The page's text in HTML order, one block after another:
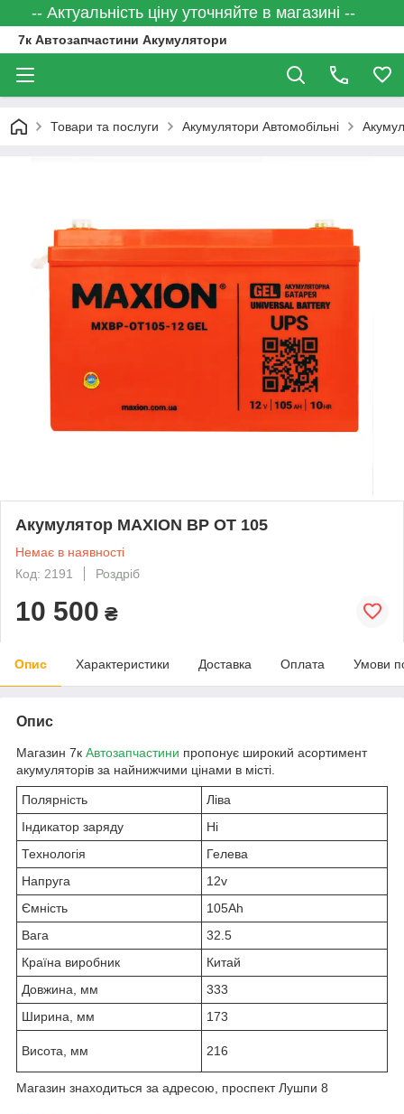
-- Актуальність ціну уточняйте в магазині --
7к Автозапчастини Акумулятори
Товари та послуги Акумулятори Автомобільні
Акумулятор MAXION BP OT 105
Немає в наявності
Код: 2191
Роздріб
10 500 ₴
Опис Характеристики Доставка Оплата Умови
Опис
Магазин 7к Автозапчастини пропонує широкий асортимент
акумуляторів за найнижчими цінами в місті.
Полярність
Ліва
Індикатор заряду
Ні
Технологія
Гелева
Напруга
12v
Ємність
105Ah
Вага
32.5
Країна виробник
Китай
Довжина, мм
333
Ширина, мм
173
Висота, мм 216
Магазин знаходиться за адресою, проспект Лушпи 8